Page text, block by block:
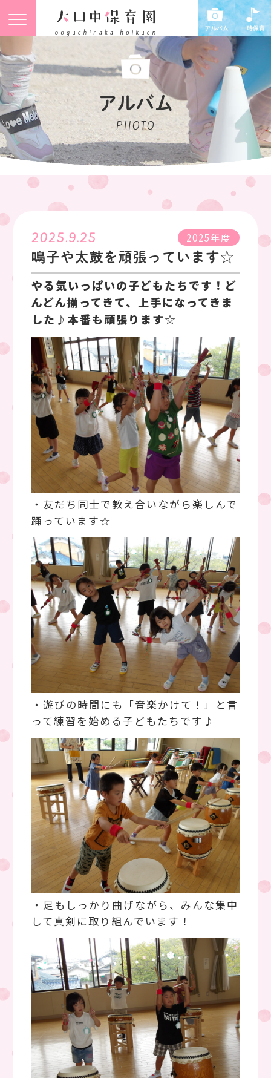
アルバム
PHOTO
2025.9.25 2025年度
鳴子や太鼓を頑張っています☆
やる気いっぱいの子どもたちです！ど
んどん揃ってきて、上手になってきま
した♪本番も頑張ります☆
・友だち同士で教え合いながら楽しんで
踊っています☆
・遊びの時間にも「音楽かけて！」と言
って練習を始める子どもたちです♪
・足もしっかり曲げながら、みんな集中
して真剣に取り組んでいます！